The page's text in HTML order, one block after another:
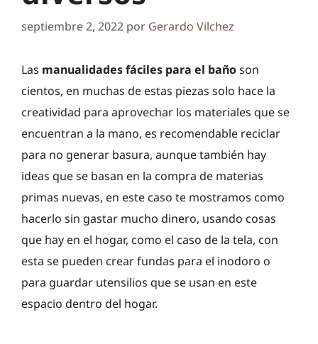
septiembre 2, 2022 por Gerardo Vilchez
Las manualidades fáciles para el bañoson
cientos, en muchas de estas piezas solo hace la
creatividad para aprovechar los materiales que se
encuentran a la mano, es recomendable reciclar
para no generar basura, aunque también hay
ideas que se basan en la compra de materias
primas nuevas, en este caso te mostramos como
hacerlo sin gastar mucho dinero, usando cosas
que hay en el hogar, como el caso de la tela, con
esta se pueden crear fundas para el inodoro o
para guardar utensilios que se usan en este
espacio dentro del hogar.